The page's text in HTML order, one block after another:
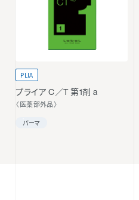
PLIA
プライア C／T 第1剤 a
〈医薬部外品〉
パーマ